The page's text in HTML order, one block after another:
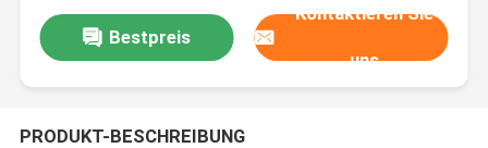
Bestpreis
Kontaktieren Sie
uns
PRODUKT-BESCHREIBUNG